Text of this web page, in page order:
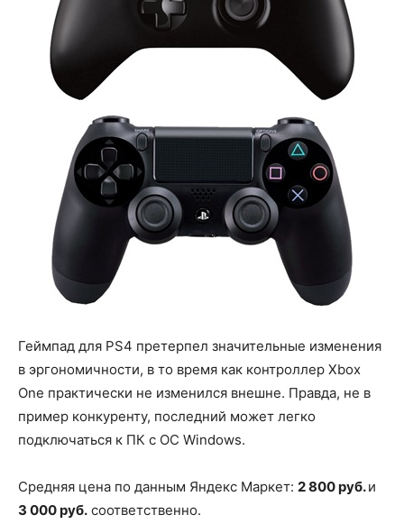
Геймпад для PS4 претерпел значительные изменения
в эргономичности, в то время как контроллер Xbox
One практически не изменился внешне. Правда, не в
пример конкуренту, последний может легко
подключаться к ПК с ОС Windows.
Средняя цена по данным Яндекс Маркет: 2 800 руб.и
3 000 руб. соответственно.